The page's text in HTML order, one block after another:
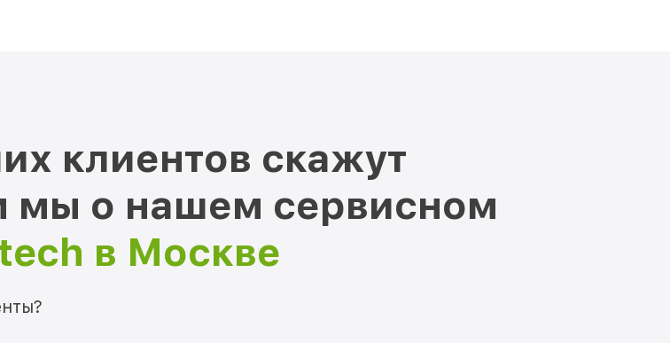
клиентов скажут
мы о нашем сервисном
в Москве